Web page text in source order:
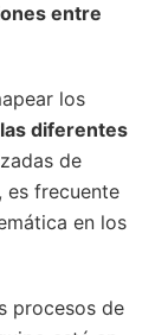
entre
los
diferentes
de
es frecuente
en los
procesos de